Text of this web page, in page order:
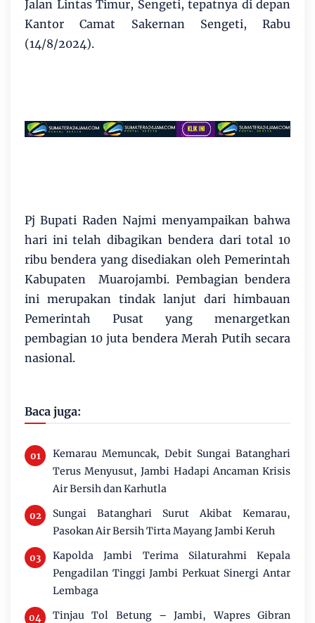
Jalan Lintas Timur, Sengeti, tepatnya di depan
Kantor Camat Sakernan Sengeti, Rabu
(14/8/2024).
Pj Bupati Raden Najmi menyampaikan bahwa
hari ini telah dibagikan bendera dari total 10
ribu bendera yang disediakan oleh Pemerintah
Kabupaten Muarojambi. Pembagian bendera
ini merupakan tindak lanjut dari himbauan
Pemerintah Pusat yang menargetkan
pembagian 10 juta bendera Merah Putih secara
nasional.
Baca juga:
Kemarau Memuncak, Debit Sungai Batanghari
Terus Menyusut, Jambi Hadapi Ancaman Krisis
Air Bersih dan Karhutla
Sungai Batanghari Surut Akibat Kemarau,
Pasokan Air Bersih Tirta Mayang Jambi Keruh
Kapolda Jambi Terima Silaturahmi Kepala
Pengadilan Tinggi Jambi Perkuat Sinergi Antar
Lembaga
Tinjau Tol Betung – Jambi, Wapres Gibran